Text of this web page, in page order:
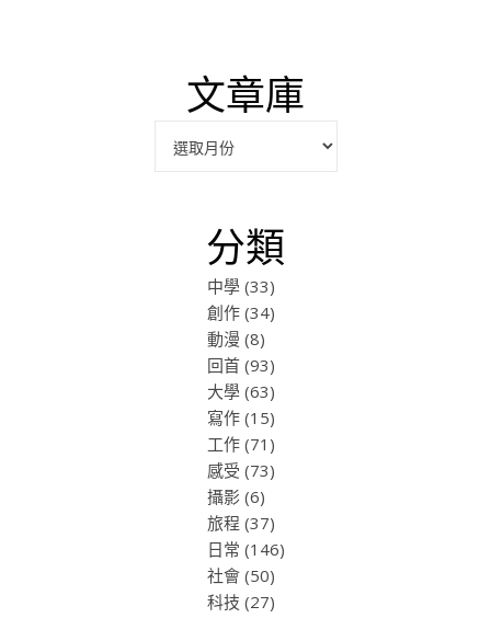
文章庫
分類
中學(33)
創作(34)
動漫 (8)
回首(93)
大學(63)
寫作(15)
工作(71)
感受 (73)
攝影 (6)
旅程 (37)
日常 (146)
社會(50)
科技 (27)